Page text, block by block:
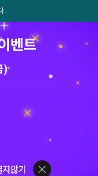
.
벤트
)
지않기